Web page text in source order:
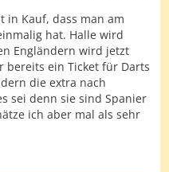
in Kauf, dass man am
hat. Halle wird
Engländern wird jetzt
bereits ein Ticket für Darts
die extra nach
sei denn sie sind Spanier
ich aber mal als sehr